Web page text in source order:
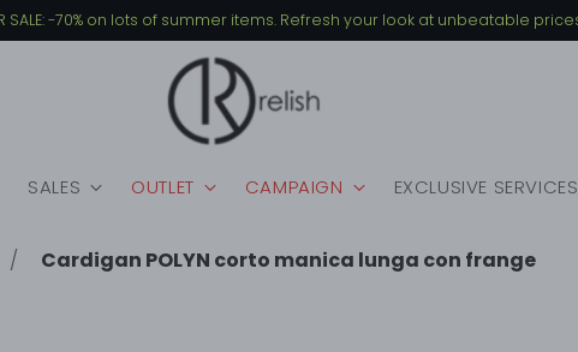
Free shipping for orders over €149
SALES OUTLET CAMPAIGN EXCLUSIVE SERVICES
Cardigan POLYN corto manica lunga con frange